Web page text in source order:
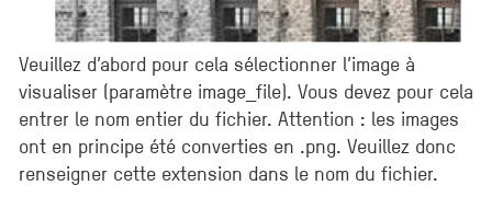
Veuillez d’abord pour cela sélectionner l’image à
visualiser (paramètre image_file). Vous devez pour cela
entrer le nom entier du fichier. Attention : les images
ont en principe été converties en .png. Veuillez donc
renseigner cette extension dans le nom du fichier.